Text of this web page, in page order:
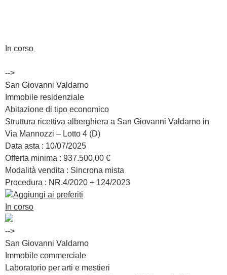
In corso
-->
San Giovanni Valdarno
Immobile residenziale
Abitazione di tipo economico
Struttura ricettiva alberghiera a San Giovanni Valdarno in
Via Mannozzi – Lotto 4 (D)
Data asta : 10/07/2025
Offerta minima : 937.500,00 €
Modalità vendita : Sincrona mista
Procedura : NR.4/2020 + 124/2023
Aggiungi ai preferiti
In corso
-->
San Giovanni Valdarno
Immobile commerciale
Laboratorio per arti e mestieri